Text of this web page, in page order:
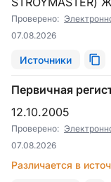
Проверено:
07.08.2026
Источники
Первичная
12.10.2005
Проверено:
07.08.2026
Различается в